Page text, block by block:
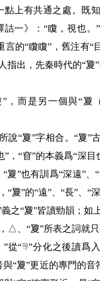
點上有共通之處。既
一》：“矎，視也。
的“矎矎”，舊注有“
指出，先秦時代的“夐
，而是另一個與“夐
說“夐”字相合。“夐”
，“窅”的本義爲“深目
”也有訓爲“深遠”、“
夐”的“遠”、“長”、“
之“夐”皆讀勁韻；如
△、“夐”所表之詞就只
”從“
”分化之後讀爲
“夐”更近的專門的音